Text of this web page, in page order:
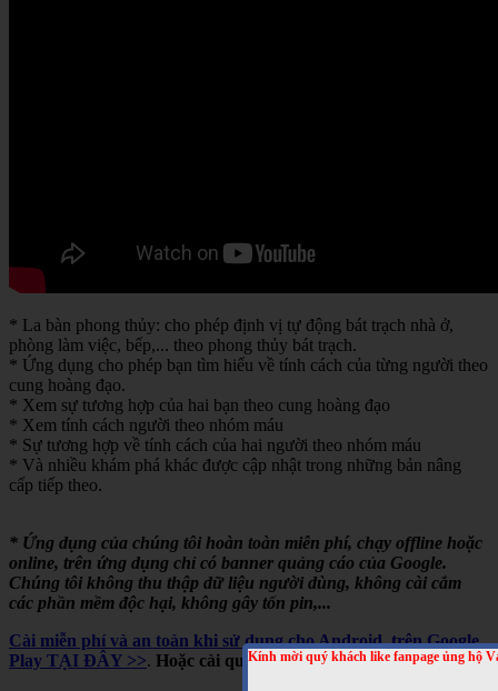
Kính mời quý khách like fanpage ủng hộ
* La bàn phong thủy: cho phép định vị tự động bát trạch nhà ở,
phòng làm việc, bếp,... theo phong thủy bát trạch.
* Ứng dụng cho phép bạn tìm hiểu về tính cách của từng người theo
cung hoàng đạo.
* Xem sự tương hợp của hai bạn theo cung hoàng đạo
* Xem tính cách người theo nhóm máu
* Sự tương hợp về tính cách của hai người theo nhóm máu
* Và nhiều khám phá khác được cập nhật trong những bản nâng
cấp tiếp theo.
* Ứng dụng của chúng tôi hoàn toàn miễn phí, chạy offline hoặc
online, trên ứng dụng chỉ có banner quảng cáo của Google.
Chúng tôi không thu thập dữ liệu người dùng, không cài cắm
các phần mềm độc hại, không gây tốn pin,...
Cài miễn phí và an toàn khi sử dụng cho Android, trên Google
Play TẠI ĐÂY >>. Hoặc cài qua mã QRCODE sau